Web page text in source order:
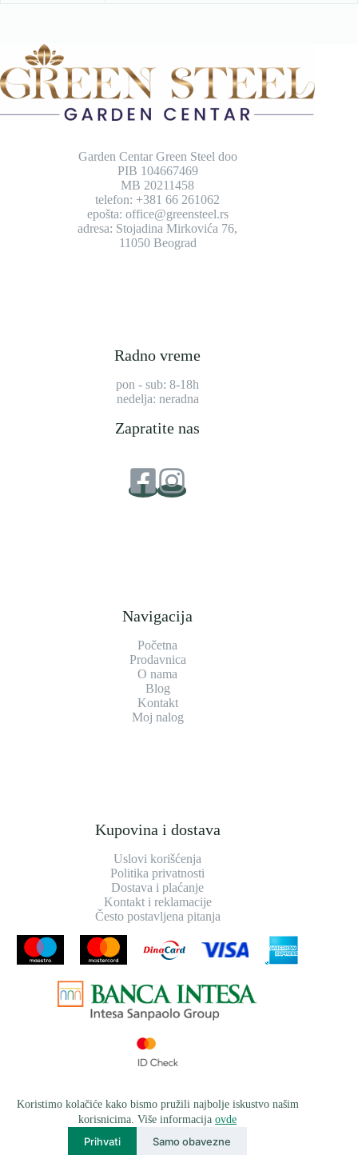
Koristimo kolačiće kako bismo pružili najbolje iskustvo našim
korisnicima. Više informacijaovde
Prihvati Samo obavezne
Garden Centar Green Steel doo
PIB 104667469
MB 20211458
telefon: +381 66 261062
epošta: office@greensteel.rs
adresa: Stojadina Mirkovića 76,
11050 Beograd
Radno vreme
pon - sub: 8-18h
nedelja: neradna
Zapratite nas
Navigacija
Početna
Prodavnica
O nama
Blog
Kontakt
Moj nalog
Kupovina i dostava
Uslovi korišćenja
Politika privatnosti
Dostava i plaćanje
Kontakt i reklamacije
Često postavljena pitanja
greensteel.rs, sva prava zadržana | Razvijeno od strane